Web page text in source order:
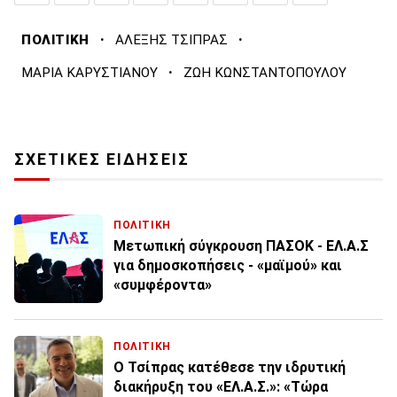
ΠΟΛΙΤΙΚΗ · ΑΛΕΞΗΣ ΤΣΙΠΡΑΣ ·
ΜΑΡΙΑ ΚΑΡΥΣΤΙΑΝΟΥ · ΖΩΗ ΚΩΝΣΤΑΝΤΟΠΟΥΛΟΥ
ΣΧΕΤΙΚΕΣ ΕΙΔΗΣΕΙΣ
ΠΟΛΙΤΙΚΗ
Μετωπική σύγκρουση ΠΑΣΟΚ - ΕΛ.Α.Σ
για δημοσκοπήσεις - «μαϊμού» και
«συμφέροντα»
ΠΟΛΙΤΙΚΗ
Ο Τσίπρας κατέθεσε την ιδρυτική
διακήρυξη του «ΕΛ.Α.Σ.»: «Τώρα